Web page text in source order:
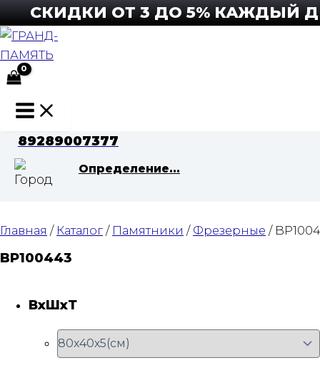
Перейти
к
содержимому
СКИДКИ ОТ 3 ДО 5% КАЖДЫЙ
Main
Menu
89289007377
Определение...
Главная / Каталог / Памятники / Фрезерные /
BP100443
ВхШхТ